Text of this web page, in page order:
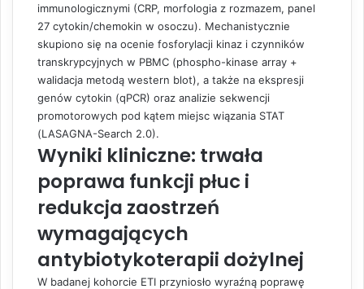
immunologicznymi (CRP, morfologia z rozmazem, panel
27 cytokin/chemokin w osoczu). Mechanistycznie
skupiono się na ocenie fosforylacji kinaz i czynników
transkrypcyjnych w PBMC (phospho-kinase array +
walidacja metodą western blot), a także na ekspresji
genów cytokin (qPCR) oraz analizie sekwencji
promotorowych pod kątem miejsc wiązania STAT
(LASAGNA-Search 2.0).
Wyniki kliniczne: trwała
poprawa funkcji płuc i
redukcja zaostrzeń
wymagających
antybiotykoterapii dożylnej
W badanej kohorcie ETI przyniosło wyraźną poprawę